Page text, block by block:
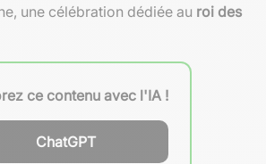
une célébration dédiée au roi des
ce contenu avec l'IA !
ChatGPT